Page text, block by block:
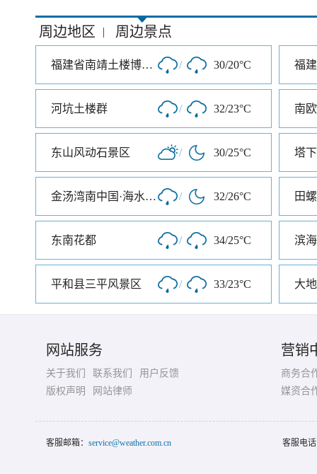
周边地区 | 周边景点
福建省南靖土楼博物馆 / 30/20°C 福
河坑土楼群 / 32/23°C 南
东山风动石景区 / 30/25°C 塔
金汤湾南中国·海水温泉度假地 / 32/26°C 田
东南花都 / 34/25°C
平和县三平风景区 / 33/23°C 大
网站服务
关于我们 联系我们
用户反馈
版权声明
网站律师
营销
商务合
媒资合
客服邮箱： service@weather.com.cn 客服电